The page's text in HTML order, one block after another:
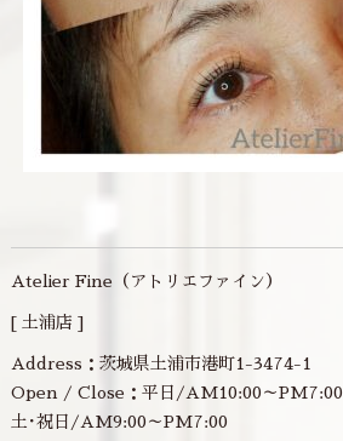
Atelier Fine（アトリエファイン）
[ 土浦店 ]
Address：茨城県土浦市港町1-3474-1
Open / Close：平日/AM10:00～PM7:00
土･祝日/AM9:00～PM7:00